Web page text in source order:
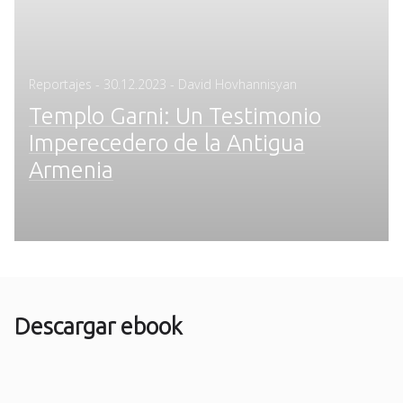
Reportajes - Posted
30.12.2023 - David Hovhannisyan
Templo Garni: Un Testimonio
Imperecedero de la Antigua
Armenia
Descargar ebook